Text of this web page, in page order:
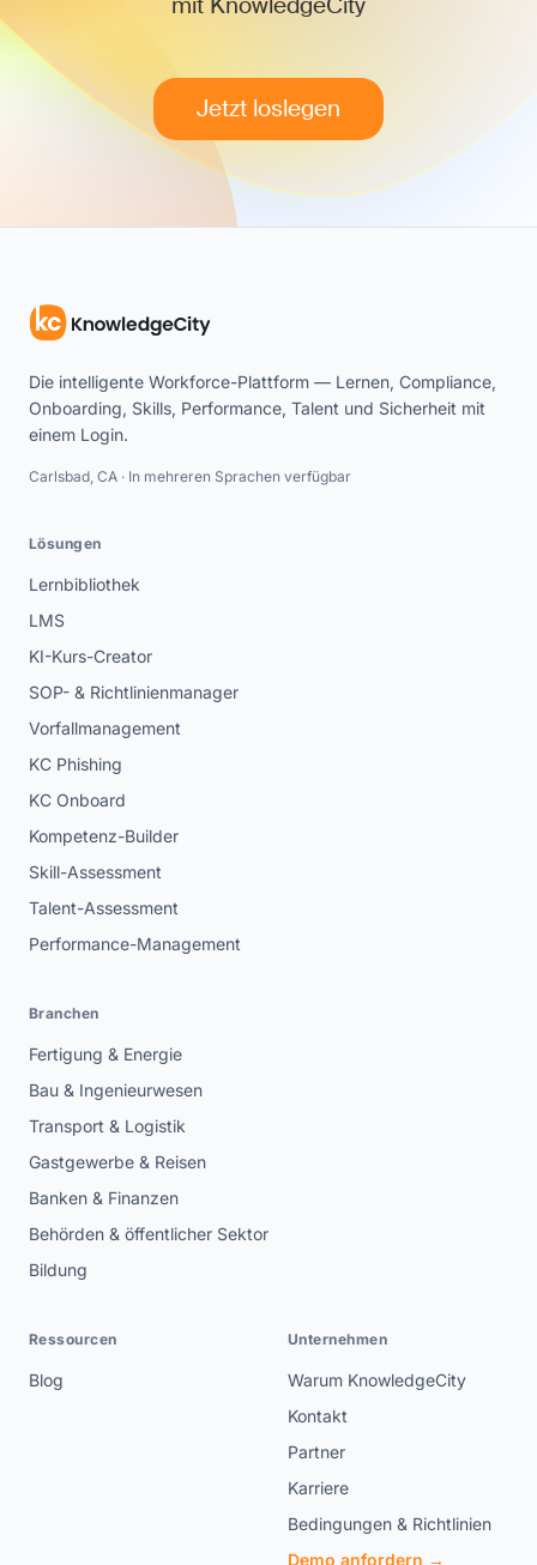
Jetzt loslegen
Die intelligente Workforce-Plattform — Lernen, Compliance,
Onboarding, Skills, Performance, Talent und Sicherheit mit
einem Login.
Carlsbad, CA · In mehreren Sprachen verfügbar
Lösungen
Lernbibliothek
LMS
KI-Kurs-Creator
SOP- & Richtlinienmanager
Vorfallmanagement
KC Phishing
KC Onboard
Kompetenz-Builder
Skill-Assessment
Talent-Assessment
Performance-Management
Branchen
Fertigung & Energie
Bau & Ingenieurwesen
Transport & Logistik
Gastgewerbe & Reisen
Banken & Finanzen
Behörden & öffentlicher Sektor
Bildung
Ressourcen
Blog
Unternehmen
Warum KnowledgeCity
Kontakt
Partner
Karriere
Bedingungen & Richtlinien
Demo anfordern →